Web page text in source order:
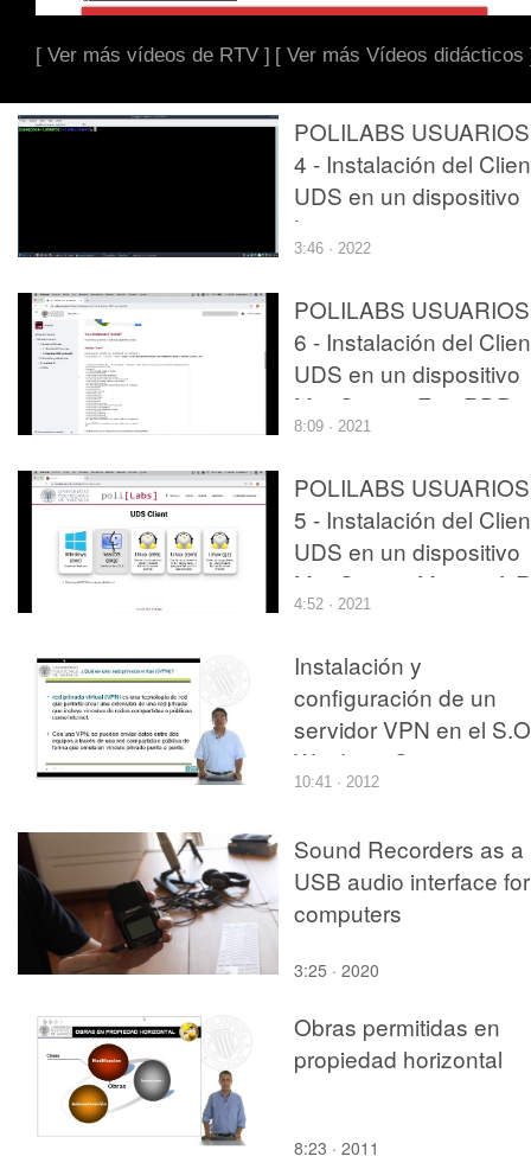
[ Ver más vídeos de RTV ] [ Ver más Vídeos didácticos
POLILABS
4 - Instalación del
UDS en un dispositivo
Linux
3:46 · 2022
POLILABS
6 - Instalación del
UDS en un dispositivo
MacOs con FreeRDP
8:09 · 2021
POLILABS
5 - Instalación del
UDS en un dispositivo
MacOs con Microsoft
4:52 · 2021
Instalación y
configuración de un
servidor VPN en el
Windows Server 2008
10:41 · 2012
Sound Recorders as a
USB audio interface for
computers
3:25 · 2020
Obras permitidas en
propiedad horizontal
8:23 · 2011